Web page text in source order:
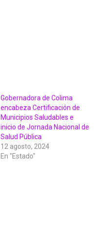
Gobernadora de Colima
encabeza Certificación de
Municipios Saludables e
inicio de Jornada Nacional de
Salud Pública
12 agosto, 2024
En "Estado"